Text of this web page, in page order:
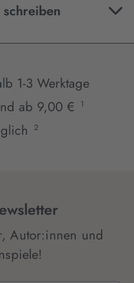
1-3 Werktage
ab 9,00 €
1
2
Autor:innen und